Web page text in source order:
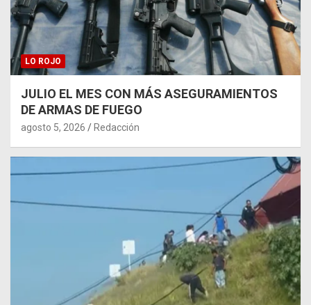
LO ROJO
JULIO EL MES CON MÁS ASEGURAMIENTOS
DE ARMAS DE FUEGO
agosto 5, 2026 Redacción